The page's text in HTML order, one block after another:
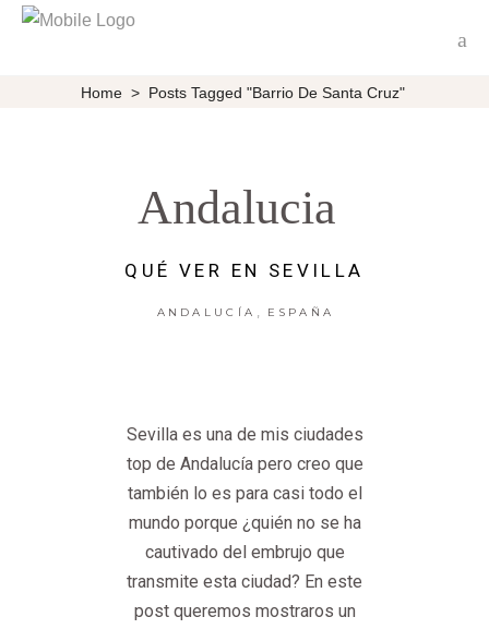
Home > Posts Tagged "Barrio De Santa Cruz"
Andalucia
QUÉ VER EN SEVILLA
ANDALUCÍA , ESPAÑA
Sevilla es una de mis ciudades
top de Andalucía pero creo que
también lo es para casi todo el
mundo porque ¿quién no se ha
cautivado del embrujo que
transmite esta ciudad? En este
post queremos mostraros un